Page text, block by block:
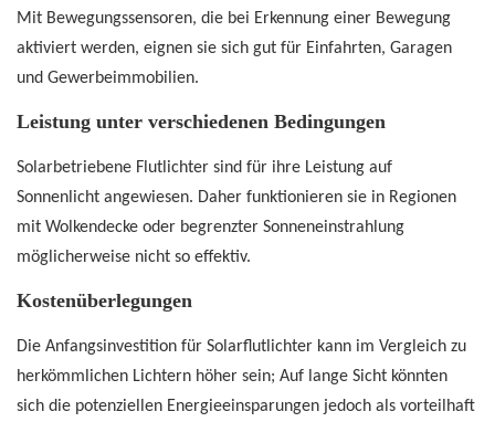
Mit Bewegungssensoren, die bei Erkennung einer Bewegung
aktiviert werden, eignen sie sich gut für Einfahrten, Garagen
und Gewerbeimmobilien.
Leistung unter verschiedenen Bedingungen
Solarbetriebene Flutlichter sind für ihre Leistung auf
Sonnenlicht angewiesen. Daher funktionieren sie in Regionen
mit Wolkendecke oder begrenzter Sonneneinstrahlung
möglicherweise nicht so effektiv.
Kostenüberlegungen
Die Anfangsinvestition für Solarflutlichter kann im Vergleich zu
herkömmlichen Lichtern höher sein; Auf lange Sicht könnten
sich die potenziellen Energieeinsparungen jedoch als vorteilhaft